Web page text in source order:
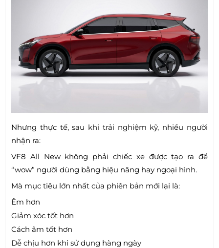
Nhưng thực tế, sau khi trải nghiệm kỹ, nhiều người
nhận ra:
VF8 All New không phải chiếc xe được tạo ra để
“wow” người dùng bằng hiệu năng hay ngoại hình.
Mà mục tiêu lớn nhất của phiên bản mới lại là:
Êm hơn
Giảm xóc tốt hơn
Cách âm tốt hơn
Dễ chịu hơn khi sử dụng hàng ngày